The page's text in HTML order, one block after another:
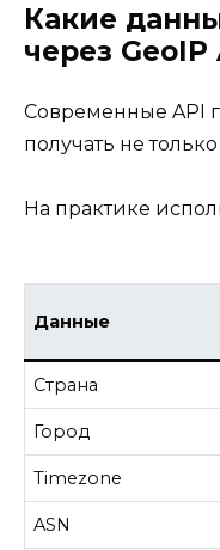
Какие
через GeoIP
Современные API
получать не
На практике
Данные
Страна
Город
Timezone
ASN